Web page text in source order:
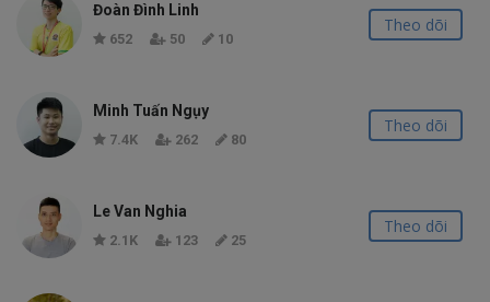
Đoàn Đình Linh
652 50 10
Theo dõi
Minh Tuấn Ngụy
7.4K 262 80
Theo dõi
Le Van Nghia
2.1K 123 25
Theo dõi